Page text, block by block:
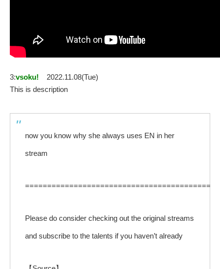
3:vsoku!
2022.11.08(Tue)
This is description
now you know why she always uses EN in her
stream
==========================================
Please do consider checking out the original streams
and subscribe to the talents if you haven’t already